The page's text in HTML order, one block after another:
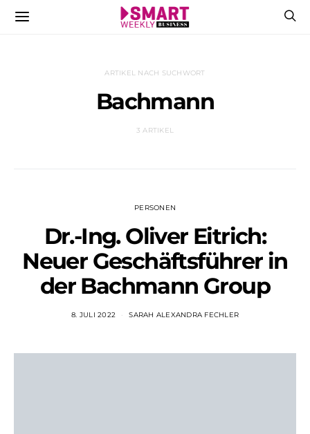
ARTIKEL NACH SUCHWORT
Bachmann
3 ARTIKEL
PERSONEN
Dr.-Ing. Oliver Eitrich:
Neuer Geschäftsführer in
der Bachmann Group
8. JULI 2022 SARAH ALEXANDRA FECHLER